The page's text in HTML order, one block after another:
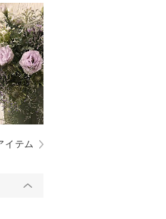
イテム